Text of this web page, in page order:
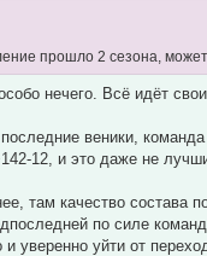
прошло 2 сезона, может
нечего. Всё идёт
веники,
12, и это даже не
там качество
по силе
уверенно уйти от